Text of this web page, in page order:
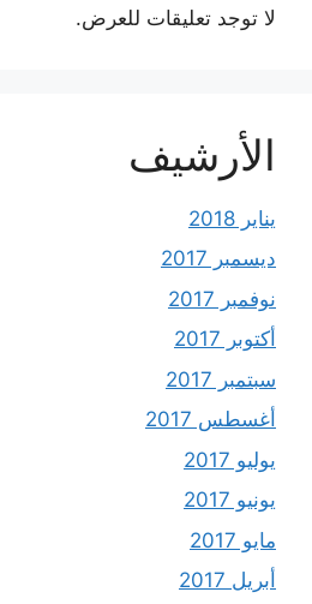
لا توجد تعليقات للعرض.
الأرشيف
يناير 2018
ديسمبر 2017
نوفمبر 2017
أكتوبر 2017
سبتمبر 2017
أغسطس 2017
يوليو 2017
يونيو 2017
مايو 2017
أبريل 2017